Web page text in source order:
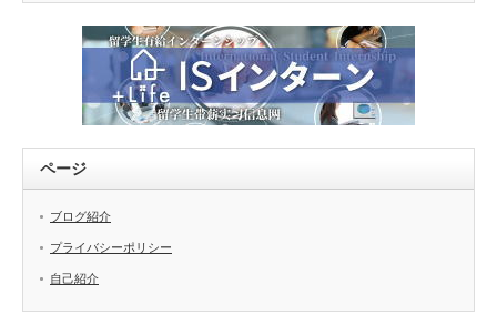
ー
ページ
ブログ紹介
プライバシーポリシー
自己紹介